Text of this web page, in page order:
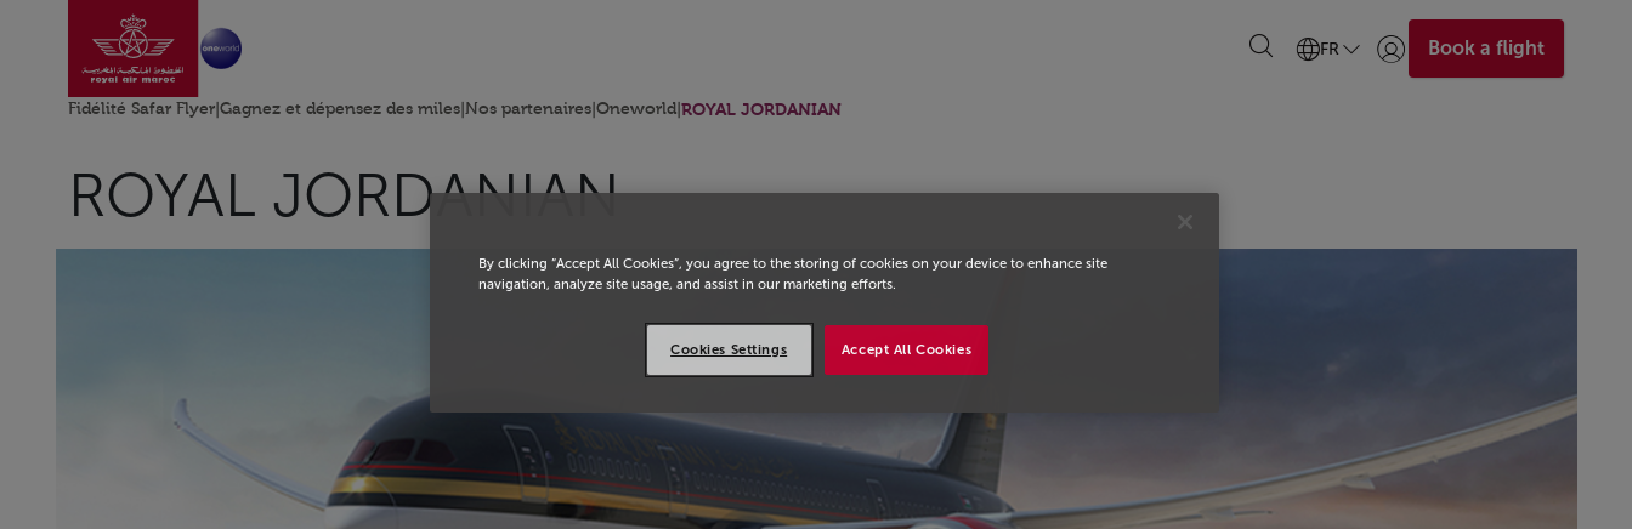
Saut au contenu principal
Aller à la page accueil FR Se connecter | S’inscrire)
Book a flight
Fidélité Safar Flyer Gagnez et dépensez des miles Nos partenaires Oneworld ROYAL JORDANIAN
ROYAL JORDANIAN
By clicking “Accept All Cookies”, you agree to the storing of cookies on your device to enhance site
navigation, analyze site usage, and assist in our marketing efforts.
Accept All Cookies
Cookies Settings